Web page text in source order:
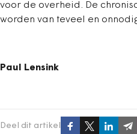
voor de overheid. De
worden van teveel en
Paul Lensink
Deel dit artikel